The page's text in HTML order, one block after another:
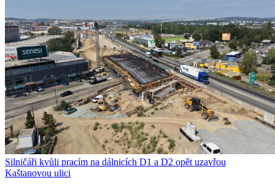
Silničáři kvůli pracím na dálnicích D1 a D2 opět uzavřou
Kaštanovou ulici